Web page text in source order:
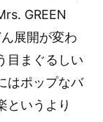
GREEN
展開が変わ
目まぐるしい
はポップなバ
というより